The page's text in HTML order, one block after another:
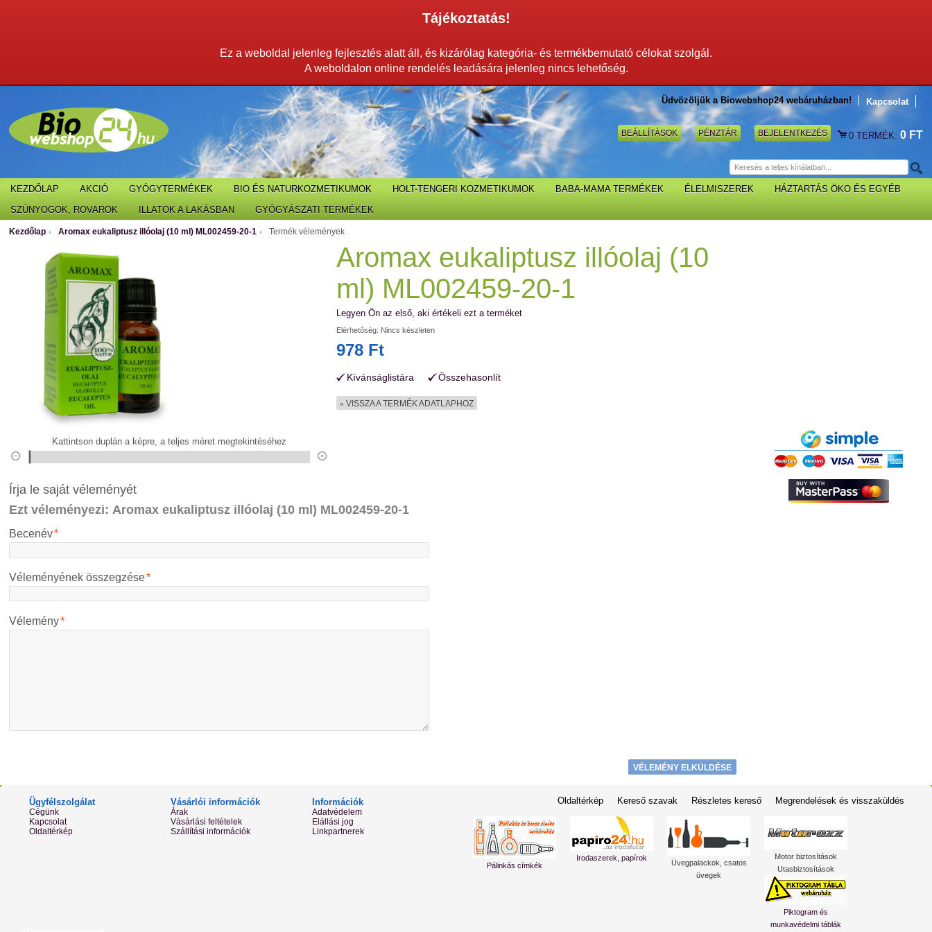
Tájékoztatás!
Ez a weboldal jelenleg fejlesztés alatt áll, és kizárólag kategória- és termékbemutató célokat szolgál.
A weboldalon online rendelés leadására jelenleg nincs lehetőség.
Üdvözöljük a Biowebshop24 webáruházban! Kapcsolat
0TERMÉK: 0 FT
BEÁLLÍTÁSOK PÉNZTÁR BEJELENTKEZÉS
KEZDŐLAP AKCIÓ GYÓGYTERMÉKEK BIO ÉS NATURKOZMETIKUMOK HOLT-TENGERI KOZMETIKUMOK BABA-MAMA TERMÉKEK ÉLELMISZEREK
HÁZTARTÁS ÖKO ÉS EGYÉB
SZÚNYOGOK, ROVAROK
ILLATOK A LAKÁSBAN GYÓGYÁSZATI TERMÉKEK
Kezdőlap Aromax eukaliptusz illóolaj (10 ml) ML002459-20-1 Termék vélemények
Kattintson duplán a képre, a teljes méret megtekintéséhez
Aromax eukaliptusz illóolaj (10
ml) ML002459-20-1
Legyen Ön az első, aki értékeli ezt a terméket
Elérhetőség: Nincs készleten
978 Ft
Kívánságlistára Összehasonlít
«VISSZA A TERMÉK ADATLAPHOZ
Írja le saját véleményét
Ezt véleményezi:Aromax eukaliptusz illóolaj (10 ml) ML002459-20-1
*
Becenév
*
Véleményének összegzése
*
Vélemény
VÉLEMÉNY ELKÜLDÉSE
Ügyfélszolgálat
Cégünk
Kapcsolat
Oldaltérkép
Vásárlói információk
Árak
Vásárlási feltételek
Szállítási információk
Információk
Adatvédelem
Elállási jog
Linkpartnerek
Oldaltérkép Kereső szavak Részletes kereső Megrendelések és visszaküldés
Pálinkás címkék
Irodaszerek, papírok
Üvegpalackok, csatos
üvegek
Motor biztosítások
Utasbiztosítások
Piktogram és
munkavédelmi táblák